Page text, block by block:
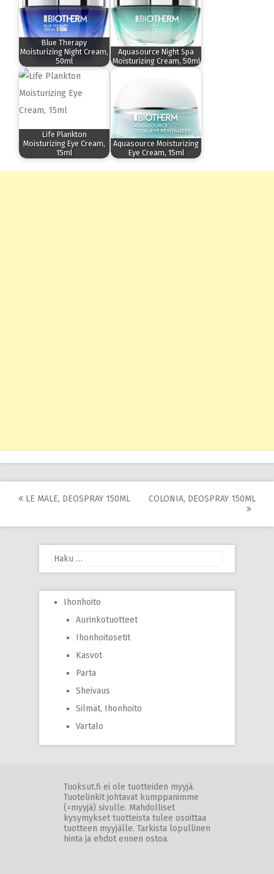
Blue Therapy
Moisturizing Night Cream,
50ml
Aquasource Night Spa
Moisturizing Cream, 50ml
Life Plankton
Moisturizing Eye Cream,
15ml
Aquasource Moisturizing
Eye Cream, 15ml
Post
LE MALE, DEOSPRAY 150ML COLONIA, DEOSPRAY 150ML
Haku:
Ihonhoito
Aurinkotuotteet
Ihonhoitosetit
Kasvot
Parta
Sheivaus
Silmät, Ihonhoito
Vartalo
Tuoksut.fi ei ole tuotteiden myyjä.
Tuotelinkit johtavat kumppanimme
(=myyjä) sivulle. Mahdolliset
kysymykset tuotteista tulee osoittaa
tuotteen myyjälle. Tarkista lopullinen
hinta ja ehdot ennen ostoa.